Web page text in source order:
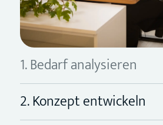
1. Bedarf analysieren
2. Konzept entwickeln